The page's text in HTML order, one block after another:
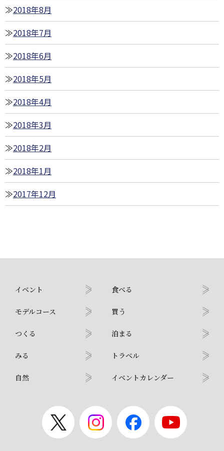
2018年8月
2018年7月
2018年6月
2018年5月
2018年4月
2018年3月
2018年2月
2018年1月
2017年12月
イベント
モデルコース
つくる
みる
自然
食べる
買う
泊まる
トラベル
イベントカレンダー